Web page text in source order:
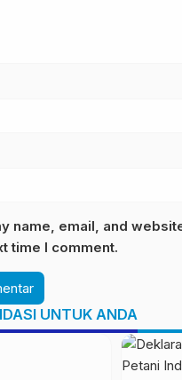
name, email, and
time I comment.
UNTUK ANDA